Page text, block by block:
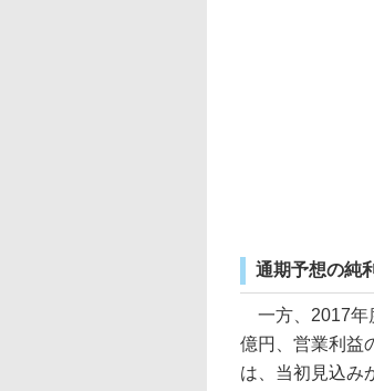
通期予想の純
一方、2017年
億円、営業利益
は、当初見込み